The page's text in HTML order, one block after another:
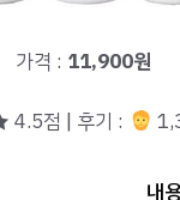
가격 : 11,900원
4.5점 | 후기 :
내